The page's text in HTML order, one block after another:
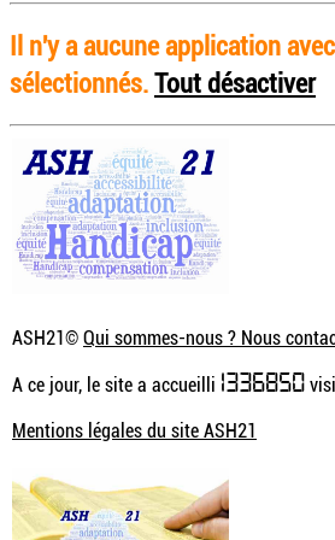
Il n'y a aucune application
sélectionnés.Tout désactiver
ASH21©Qui sommes-nous ? Nous
A ce jour, le site a accueilli 1336850
Mentions légales du site ASH21